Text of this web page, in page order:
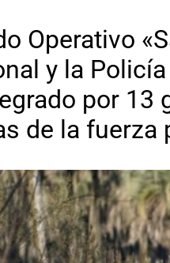
Operativo
y la
por
de la fuerza